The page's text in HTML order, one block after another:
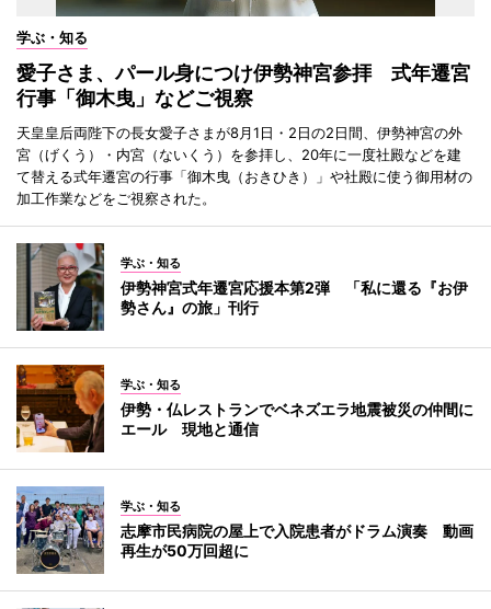
学ぶ・知る
愛子さま、パール身につけ伊勢神宮参拝 式年遷宮
行事「御木曳」などご視察
天皇皇后両陛下の長女愛子さまが8月1日・2日の2日間、伊勢神宮の外
宮（げくう）・内宮（ないくう）を参拝し、20年に一度社殿などを建
て替える式年遷宮の行事「御木曳（おきひき）」や社殿に使う御用材の
加工作業などをご視察された。
学ぶ・知る
伊勢神宮式年遷宮応援本第2弾 「私に還る『お伊
勢さん』の旅」刊行
学ぶ・知る
伊勢・仏レストランでベネズエラ地震被災の仲間に
エール 現地と通信
学ぶ・知る
志摩市民病院の屋上で入院患者がドラム演奏 動画
再生が50万回超に